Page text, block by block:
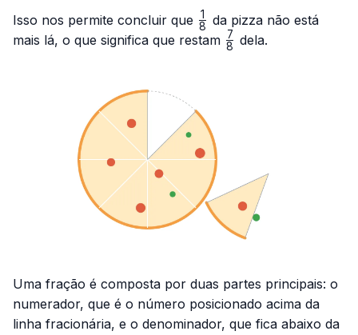
Isso nos permite concluir que \frac{1}
{8}
8
1
da pizza não está
mais lá, o que significa que restam \frac{7}
8
7 dela.
Uma fração é composta por duas partes principais: o
numerador, que é o número posicionado acima da
linha fracionária, e o denominador, que fica abaixo da